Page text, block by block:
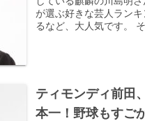
が選ぶ好きな芸人ラン
るなど、大人気です。
ティモンディ前田
本一！野球もすご